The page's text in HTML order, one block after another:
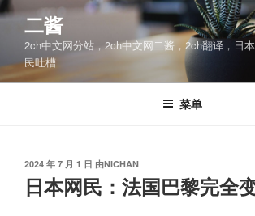
跳
容
二酱
2ch中文网分站，2ch中文网二酱，2ch翻译，日
民吐槽
菜单
发
布
于
2024 年 7 月 1 日 由NICHAN
日本网民：法国巴黎完全